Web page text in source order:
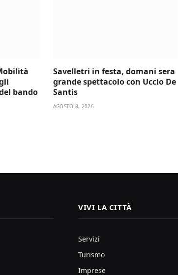
bando
Savelletri in festa, domani sera
grande spettacolo con Uccio De
Santis
AGOSTO 8, 2026
VIVI LA CITTÀ
Servizi
Turismo
Imprese